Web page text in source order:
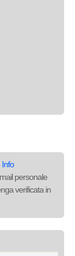
Info
personale
verificata in